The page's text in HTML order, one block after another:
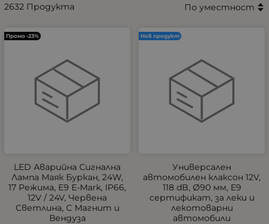
2632 Продукта По уместност
LED Аварийна Сигнална
Лампа Маяк Буркан, 24W,
17 Режима, E9 E-Mark, IP66,
12V / 24V, Червена
Светлина, С Магнит и
Вендуза
Промо -23%
Универсален
автомобилен клаксон 12V,
118 dB, Ø90 мм, E9
сертификат, за леки и
лекотоварни
автомобили
Нов продукт